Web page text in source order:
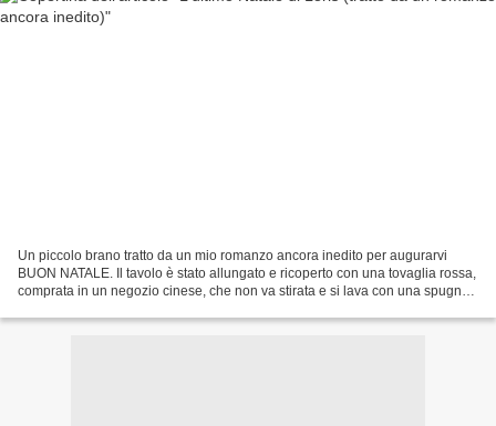
Un piccolo brano tratto da un mio romanzo ancora inedito per augurarvi
BUON NATALE. Il tavolo è stato allungato e ricoperto con una tovaglia rossa,
comprata in un negozio cinese, che non va stirata e si lava con una spugna.